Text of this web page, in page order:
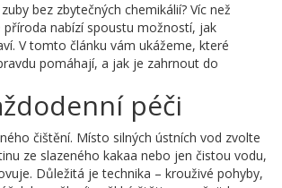
bez zbytečných chemikálií? Víc než
příroda nabízí spoustu možností, jak
V tomto článku vám ukážeme, které
pomáhají, a jak je zahrnout do
péči
čištění. Místo silných ústních vod zvolte
ze slazeného kakaa nebo jen čistou vodu,
Důležitá je technika – krouživé pohyby,